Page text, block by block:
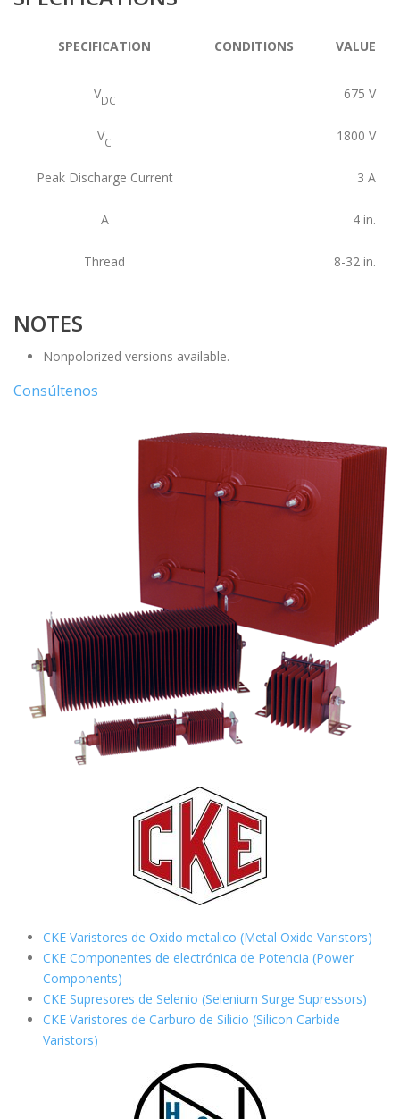
SPECIFICATION CONDITIONS VALUE
VDC 675 V
VC 1800 V
Peak Discharge Current 3 A
A 4 in.
Thread 8-32 in.
NOTES
Nonpolorized versions available.
Consúltenos
CKE Varistores de Oxido metalico (Metal Oxide Varistors)
CKE Componentes de electrónica de Potencia (Power
Components)
CKE Supresores de Selenio (Selenium Surge Supressors)
CKE Varistores de Carburo de Silicio (Silicon Carbide
Varistors)